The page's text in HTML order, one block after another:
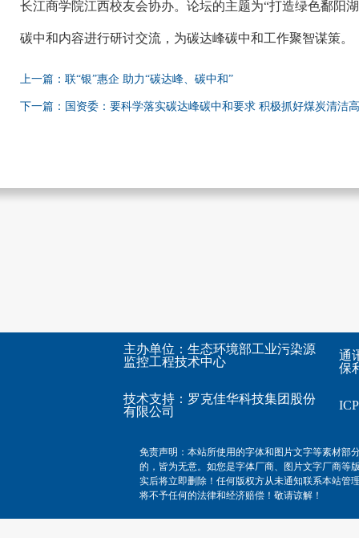
长江商学院江西校友会协办。论坛的主题为“打造绿色鄱阳
碳中和内容进行研讨交流，为碳达峰碳中和工作聚智谋策。
上一篇：联“银”惠企 助力“碳达峰、碳中和”
下一篇：国资委：要科学落实碳达峰碳中和要求 积极抓好煤炭清洁
主办单位：生态环境部工业污染源
监控工程技术中心
技术支持： 罗克佳华科技集团股份
有限公司
通
保
免责声明：本站所使用的字体和图片文字等素材部
的，皆为无意。如您是字体厂商、图片文字厂商等
实后将立即删除！任何版权方从未通知联系本站管
将不予任何的法律和经济赔偿！敬请谅解！